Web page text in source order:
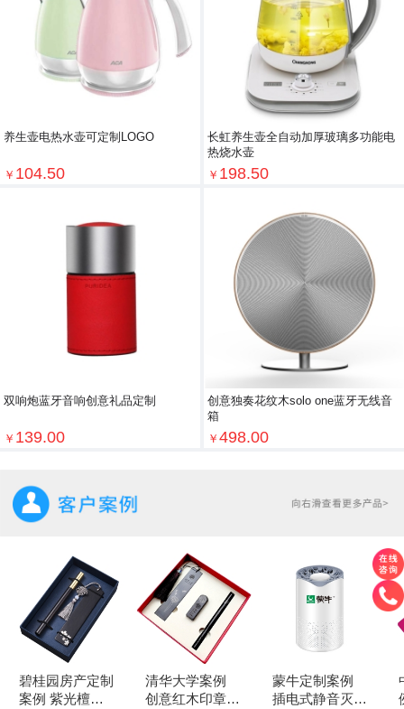
养生壶电热水壶可定制LOGO
￥ 104.50
长虹养生壶全自动加厚玻璃多功能电
热烧水壶
￥ 198.50
双响炮蓝牙音响创意礼品定制
￥ 139.00
创意独奏花纹木solo one蓝牙无线音
箱
￥ 498.00
碧桂园房产定制
案例 紫光檀书
清华大学案例
创意红木印章
蒙牛定制案例
插电式静音灭蚊
例